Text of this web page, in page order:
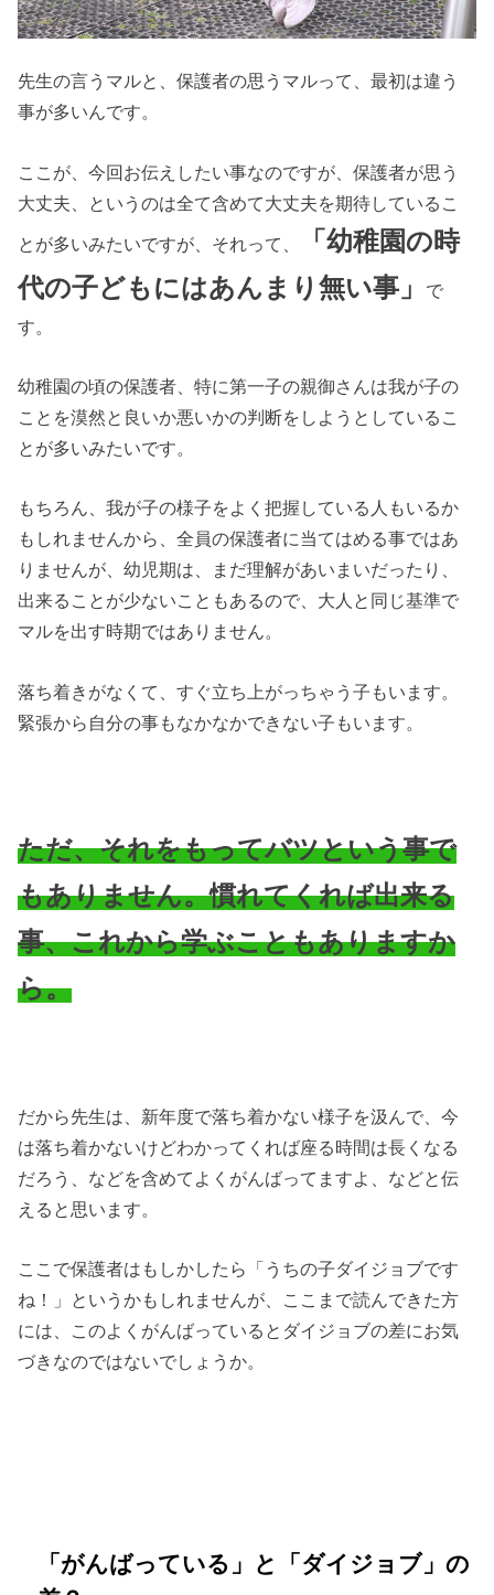
先生の言うマルと、保護者の思うマルって、最初は違う
事が多いんです。
ここが、今回お伝えしたい事なのですが、保護者が思う
大丈夫、というのは全て含めて大丈夫を期待しているこ
とが多いみたいですが、それって、
「幼稚園の時
代の子どもにはあんまり無い事」
で
す。
幼稚園の頃の保護者、特に第一子の親御さんは我が子の
ことを漠然と良いか悪いかの判断をしようとしているこ
とが多いみたいです。
もちろん、我が子の様子をよく把握している人もいるか
もしれませんから、全員の保護者に当てはめる事ではあ
りませんが、幼児期は、まだ理解があいまいだったり、
出来ることが少ないこともあるので、大人と同じ基準で
マルを出す時期ではありません。
落ち着きがなくて、すぐ立ち上がっちゃう子もいます。
緊張から自分の事もなかなかできない子もいます。
ただ、それをもってバツという事で
もありません。慣れてくれば出来る
事、これから学ぶこともありますか
ら。
だから先生は、新年度で落ち着かない様子を汲んで、今
は落ち着かないけどわかってくれば座る時間は長くなる
だろう、などを含めてよくがんばってますよ、などと伝
えると思います。
ここで保護者はもしかしたら「うちの子ダイジョブです
ね！」というかもしれませんが、ここまで読んできた方
には、このよくがんばっているとダイジョブの差にお気
づきなのではないでしょうか。
「がんばっている」と「ダイジョブ」の